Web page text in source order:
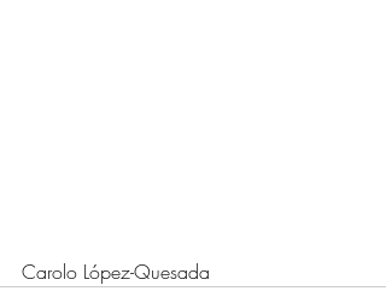
Carolo López-Quesada